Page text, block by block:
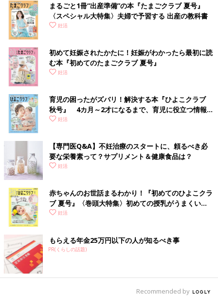
まるごと1冊“出産準備”の本『たまごクラブ 夏号』
〈スペシャル大特集〉夫婦で予習する 出産の教科書
妊活
初めて妊娠されたかたに！妊娠がわかったら最初に読
む本『初めてのたまごクラブ 夏号』
妊活
育児の困ったがズバリ！解決する本『ひよこクラブ
秋号』 4カ月～2才になるまで、育児に役立つ情報が
いっぱい！
妊活
【専門医Q&A】不妊治療のスタートに、頼るべき必
要な栄養素って？サプリメント＆健康食品は？
妊活
赤ちゃんのお世話まるわかり！『初めてのひよこクラ
ブ 夏号』〈巻頭大特集〉初めての授乳がうまくい
く！ おっぱい・ミルクの基本と夏のトラブル 解決テ
妊活
もらえる年金25万円以下の人が知るべき事
PR(くらしの話題)
Recommended by